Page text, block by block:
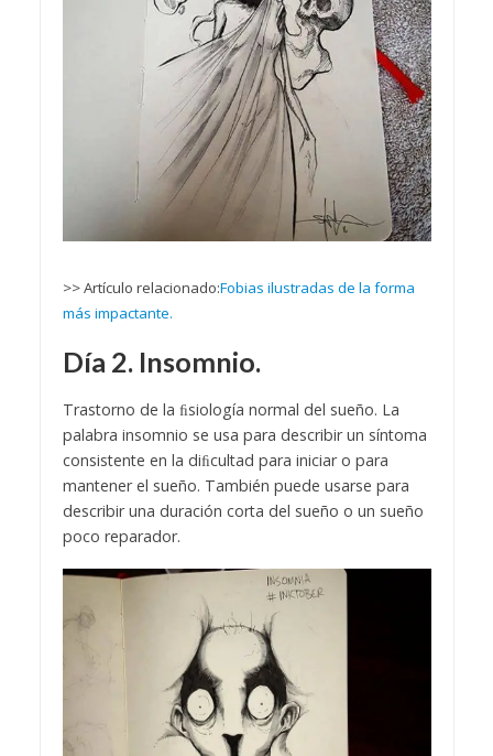
>> Artículo relacionado:Fobias ilustradas de la forma
más impactante.
Día 2. Insomnio.
Trastorno de la ﬁsiología normal del sueño. La
palabra insomnio se usa para describir un síntoma
consistente en la diﬁcultad para iniciar o para
mantener el sueño. También puede usarse para
describir una duración corta del sueño o un sueño
poco reparador.